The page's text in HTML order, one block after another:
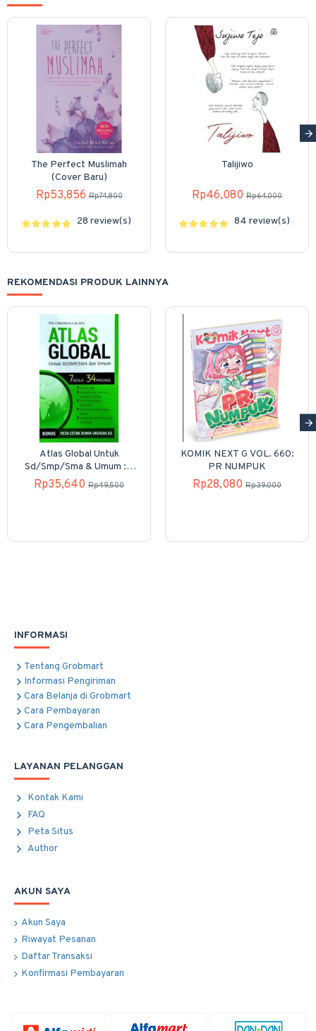
The Perfect Muslimah
(Cover Baru)
Rp53,856 Rp74,800
28 review(s)
Talijiwo
Rp46,080 Rp64,000
84 review(s)
REKOMENDASI PRODUK LAINNYA
Atlas Global Untuk
Sd/Smp/Sma & Umum : 7
Benua 34 Provinsi
Rp35,640 Rp49,500
KOMIK NEXT G VOL. 660:
PR NUMPUK
Rp28,080 Rp39,000
INFORMASI
Tentang Grobmart
Informasi Pengiriman
Cara Belanja di Grobmart
Cara Pembayaran
Cara Pengembalian
LAYANAN PELANGGAN
Kontak Kami
FAQ
Peta Situs
Author
AKUN SAYA
Akun Saya
Riwayat Pesanan
Daftar Transaksi
Konfirmasi Pembayaran